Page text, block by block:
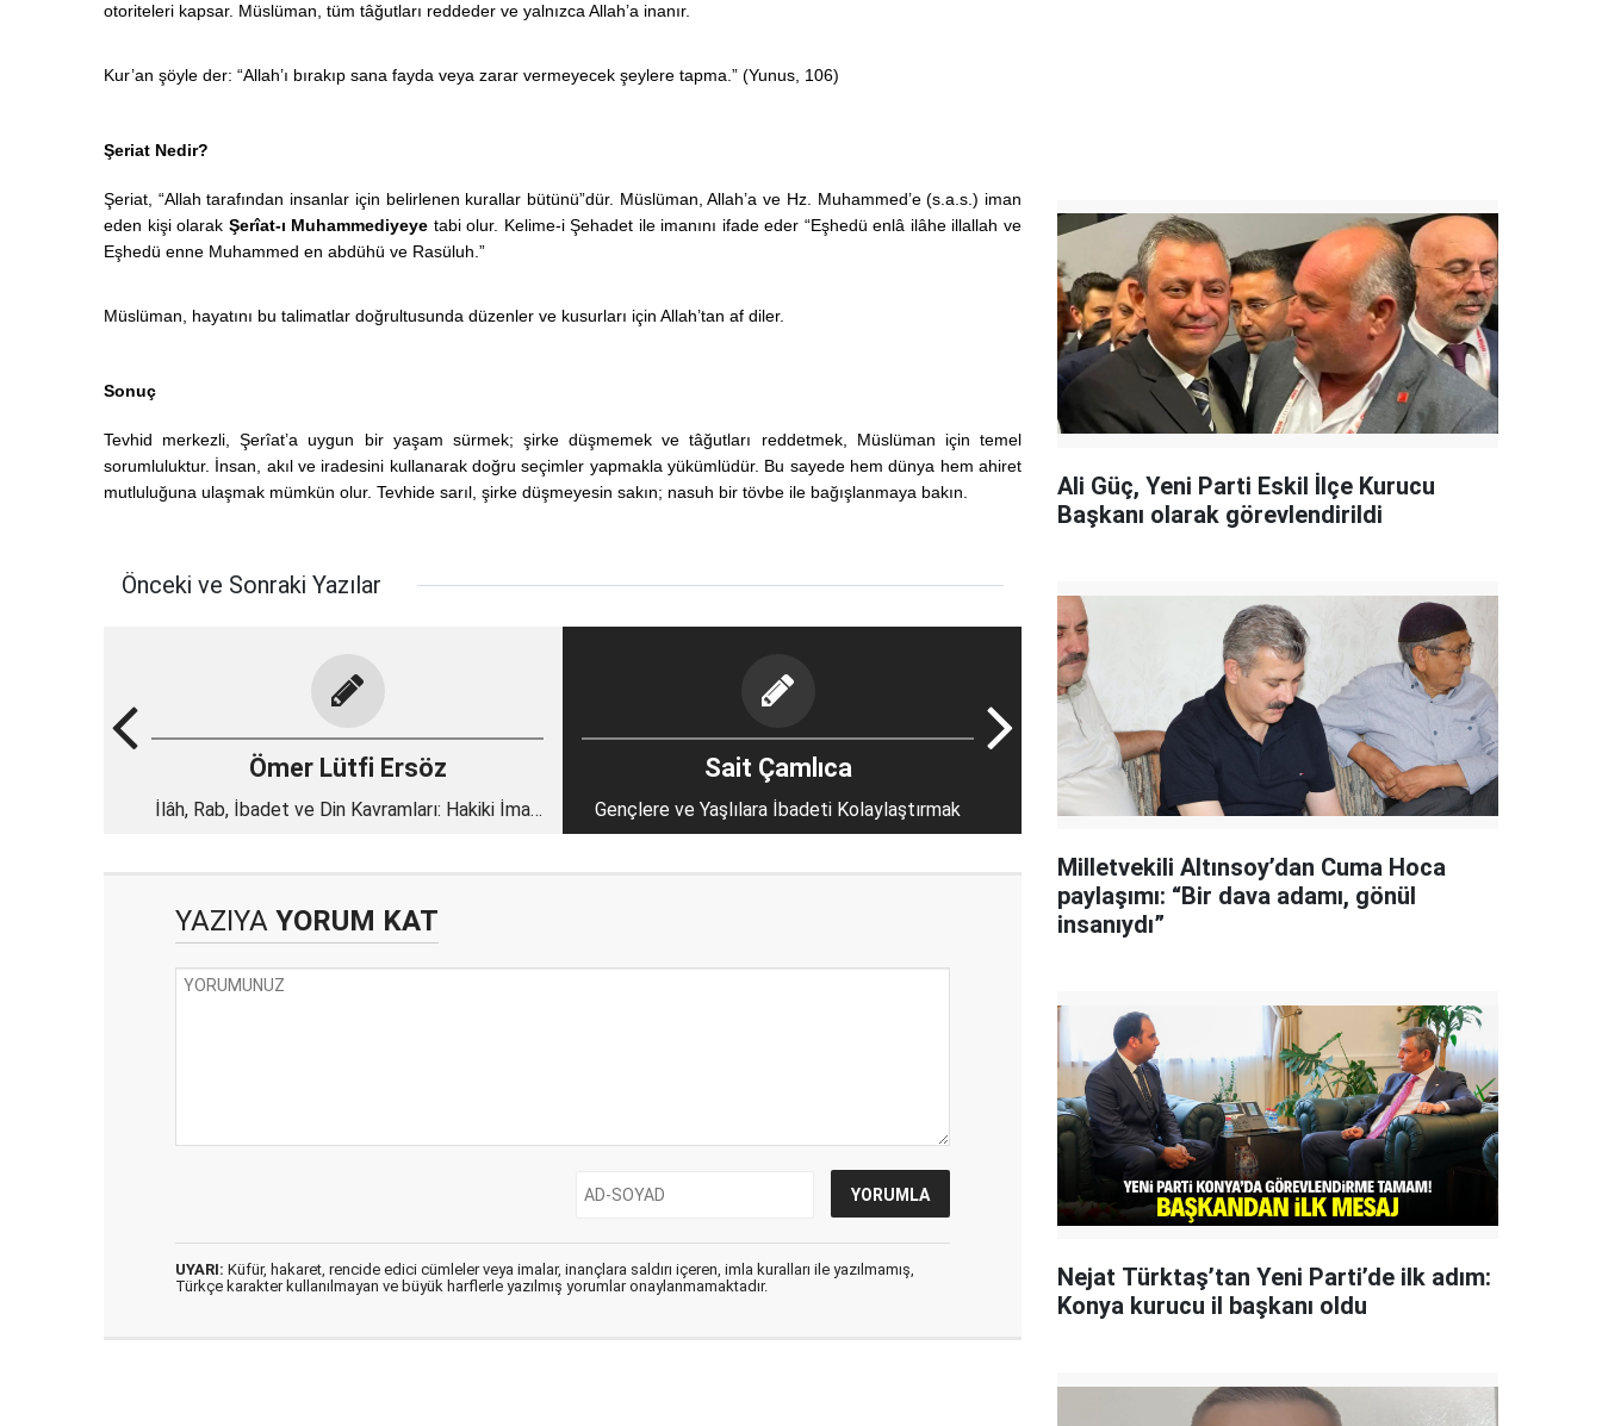
otoriteleri kapsar. Müslüman, tüm tâğutları reddeder ve yalnızca Allah’a inanır.
Kur’an şöyle der: “Allah’ı bırakıp sana fayda veya zarar vermeyecek şeylere tapma.” (Yunus, 106)
Şeriat Nedir?
Şeriat, “Allah tarafından insanlar için belirlenen kurallar bütünü”dür. Müslüman, Allah’a ve Hz. Muhammed’e (s.a.s.) iman
eden kişi olarak Şerîat-ı Muhammediyeye tabi olur. Kelime-i Şehadet ile imanını ifade eder “Eşhedü enlâ ilâhe illallah ve
Eşhedü enne Muhammed en abdühü ve Rasüluh.”
Müslüman, hayatını bu talimatlar doğrultusunda düzenler ve kusurları için Allah’tan af diler.
Sonuç
Tevhid merkezli, Şerîat’a uygun bir yaşam sürmek; şirke düşmemek ve tâğutları reddetmek, Müslüman için temel
sorumluluktur. İnsan, akıl ve iradesini kullanarak doğru seçimler yapmakla yükümlüdür. Bu sayede hem dünya hem ahiret
mutluluğuna ulaşmak mümkün olur. Tevhide sarıl, şirke düşmeyesin sakın; nasuh bir tövbe ile bağışlanmaya bakın.
Önceki ve Sonraki Yazılar
Ömer Lütfi Ersöz
İlâh, Rab, İbadet ve Din Kavramları: Hakiki İman
Sait Çamlıca
Gençlere ve Yaşlılara İbadeti Kolaylaştırmak
YAZIYA YORUM KAT
UYARI: Küfür, hakaret, rencide edici cümleler veya imalar, inançlara saldırı içeren, imla kuralları ile yazılmamış,
Türkçe karakter kullanılmayan ve büyük harflerle yazılmış yorumlar onaylanmamaktadır.
Ali Güç, Yeni Parti Eskil İlçe Kurucu
Başkanı olarak görevlendirildi
Milletvekili Altınsoy’dan Cuma Hoca
paylaşımı: “Bir dava adamı, gönül
insanıydı”
Nejat Türktaş’tan Yeni Parti’de ilk adım:
Konya kurucu il başkanı oldu